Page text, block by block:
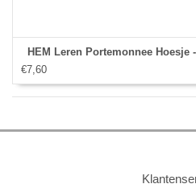
HEM Leren Portemonnee
€7,60